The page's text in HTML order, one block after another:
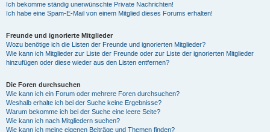
Ich bekomme ständig unerwünschte Private Nachrichten!
Ich habe eine Spam-E-Mail von einem Mitglied dieses Forums erhalten!
Freunde und ignorierte Mitglieder
Wozu benötige ich die Listen der Freunde und ignorierten Mitglieder?
Wie kann ich Mitglieder zur Liste der Freunde oder zur Liste der ignorierten Mitglieder
hinzufügen oder diese wieder aus den Listen entfernen?
Die Foren durchsuchen
Wie kann ich ein Forum oder mehrere Foren durchsuchen?
Weshalb erhalte ich bei der Suche keine Ergebnisse?
Warum bekomme ich bei der Suche eine leere Seite?
Wie kann ich nach Mitgliedern suchen?
Wie kann ich meine eigenen Beiträge und Themen finden?